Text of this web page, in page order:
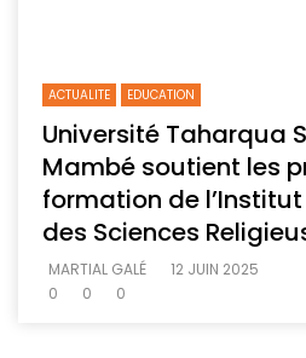
ACTUALITE EDUCATION
Université Taharqua
Mambé soutient les
formation de
des Sciences
MARTIAL GALÉ
12 JUIN 2025
0
0 0